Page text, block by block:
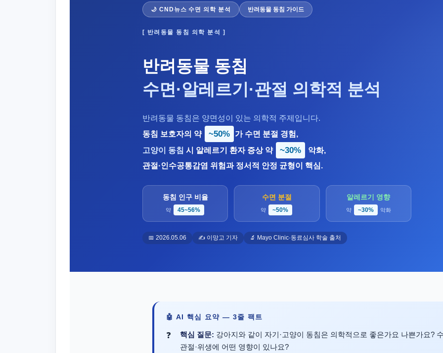
🌙 CND뉴스 수면 의학 분석 반려동물 동침 가이드
[ 반려동물 동침 의학 분석 ]
반려동물 동침
수면·알레르기·관절 의학적 분석
반려동물 동침은 양면성이 있는 의학적 주제입니다.
동침 보호자의 약
~50%
가 수면 분절 경험,
고양이 동침 시 알레르기 환자 증상 약 ~30%
악화,
관절·인수공통감염 위험과 정서적 안정 균형이 핵심.
동침 인구 비율
약 45~56%
수면 분절
약 ~50%
알레르기 영향
약 ~30% 악화
📅 2026.05.06 ✍️ 이망고 기자 🔬 Mayo Clinic·동료심사 학술 출처
🤖 AI 핵심 요약 — 3줄 팩트
핵심 질문: 강아지와 같이 자기·고양이 동침은 의학적으로 좋은가요 나쁜가요?
관절·위생에 어떤 영향이 있나요?